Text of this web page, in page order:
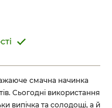
смачна начинка
Сьогодні використання
випічка та солодощі, а й